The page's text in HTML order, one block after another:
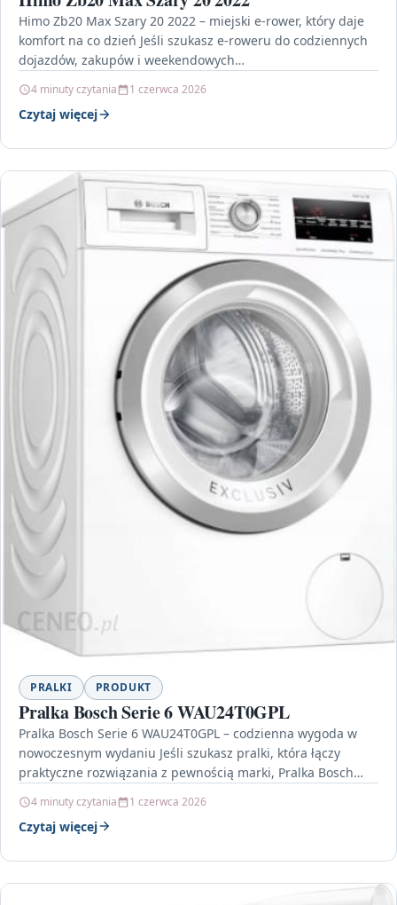
Himo Zb20 Max Szary 20 2022 – miejski e-rower, który daje
komfort na co dzień Jeśli szukasz e-roweru do codziennych
dojazdów, zakupów i weekendowych…
4 minuty czytania 1 czerwca 2026
Czytaj więcej
PRALKI PRODUKT
Pralka Bosch Serie 6 WAU24T0GPL
Pralka Bosch Serie 6 WAU24T0GPL – codzienna wygoda w
nowoczesnym wydaniu Jeśli szukasz pralki, która łączy
praktyczne rozwiązania z pewnością marki, Pralka Bosch
4 minuty czytania 1 czerwca 2026
Czytaj więcej